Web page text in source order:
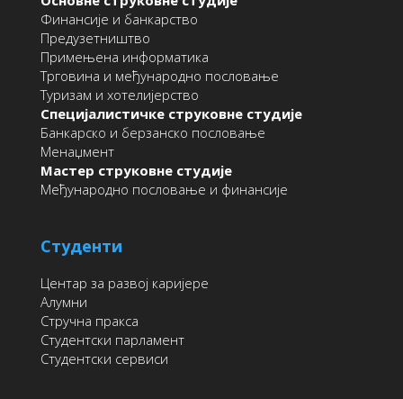
Финансије и банкарство
Предузетништво
Примењена информатика
Трговина и међународно пословање
Туризам и хотелијерство
Специјалистичке струковне студије
Банкарско и берзанско пословање
Менаџмент
Мастер струковне студије
Међународно пословање и финансије
Студенти
Центар за развој каријере
Алумни
Стручна пракса
Студентски парламент
Студентски сервиси